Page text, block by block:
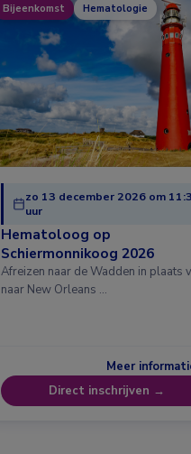
Bijeenkomst Hematologie
zo 13 december 2026 om
uur
Hematoloog op
Schiermonnikoog 2026
Afreizen naar de Wadden in plaats
naar New Orleans …
Meer
Direct inschrijven →